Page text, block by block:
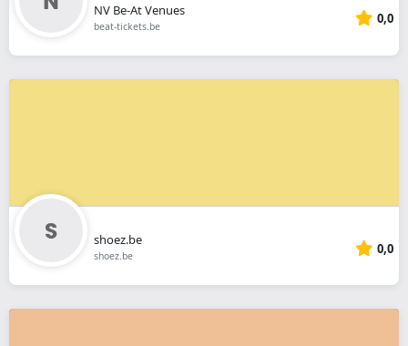
NV Be-At Venues
beat-tickets.be 0,0
shoez.be
shoez.be 0,0